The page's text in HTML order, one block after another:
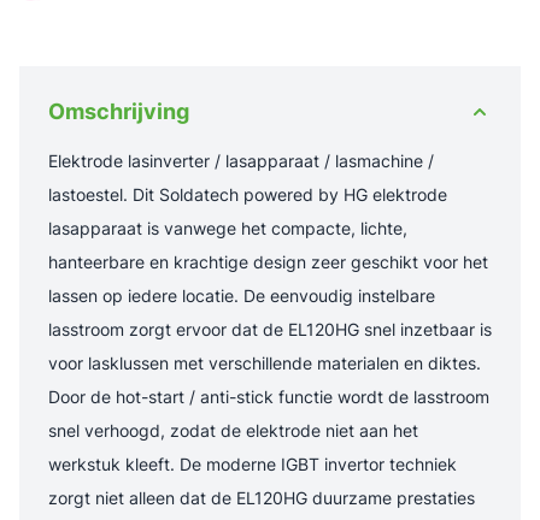
Omschrijving
Elektrode lasinverter / lasapparaat / lasmachine /
lastoestel. Dit Soldatech powered by HG elektrode
lasapparaat is vanwege het compacte, lichte,
hanteerbare en krachtige design zeer geschikt voor het
lassen op iedere locatie. De eenvoudig instelbare
lasstroom zorgt ervoor dat de EL120HG snel inzetbaar is
voor lasklussen met verschillende materialen en diktes.
Door de hot-start / anti-stick functie wordt de lasstroom
snel verhoogd, zodat de elektrode niet aan het
werkstuk kleeft. De moderne IGBT invertor techniek
zorgt niet alleen dat de EL120HG duurzame prestaties